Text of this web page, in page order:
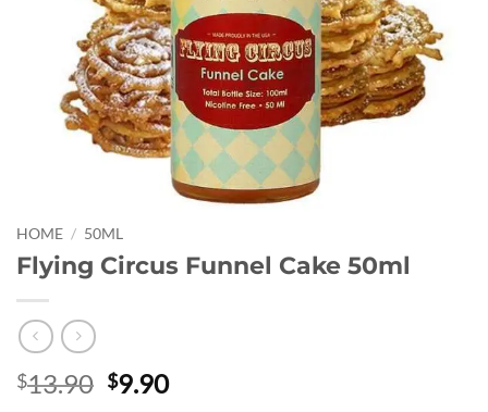
HOME / 50ML
Flying Circus Funnel Cake 50ml
$13.90 Original
$9.90Current